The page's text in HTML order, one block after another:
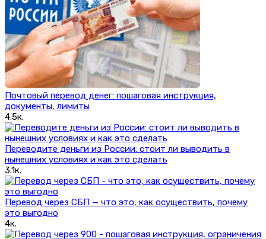
Почтовый перевод денег: пошаговая инструкция,
документы, лимиты
4.5к.
Переводите деньги из России: стоит ли выводить в
нынешних условиях и как это сделать
3.1к.
Перевод через СБП — что это, как осуществить, почему
это выгодно
4к.